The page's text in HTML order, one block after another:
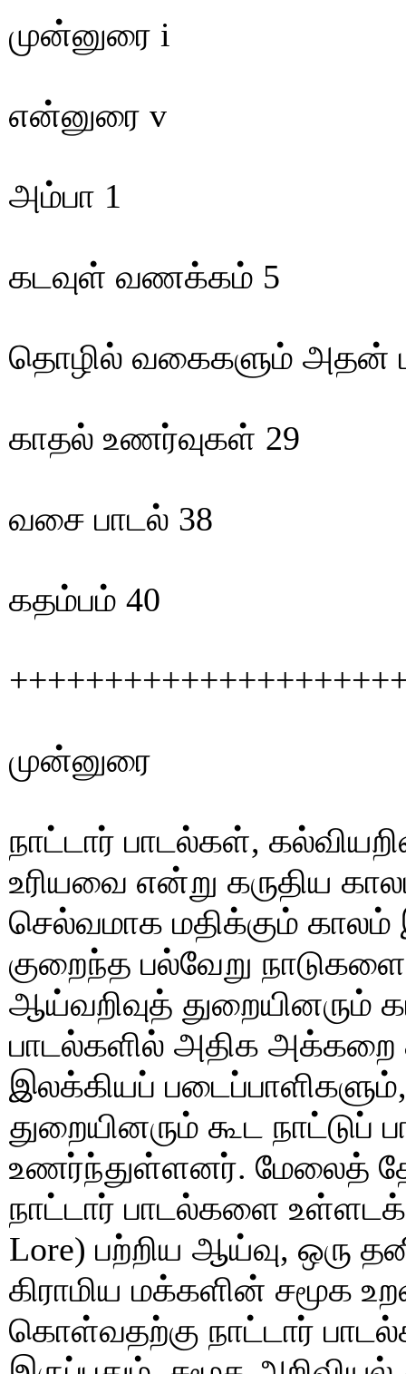
முன்னுரை i
என்னுரை v
அம்பா 1
கடவுள் வணக்கம் 5
தொழில் வகைகளும் அதன்
காதல் உணர்வுகள் 29
வசை பாடல் 38
கதம்பம் 40
முன்னுரை
நாட்டார் பாடல்கள்,
உரியவை என்று கருதிய
செல்வமாக மதிக்கும்
குறைந்த பல்வேறு
ஆய்வறிவுத் துறையினரும்
பாடல்களில் அதிக
இலக்கியப்
துறையினரும் கூட
உணர்ந்துள்ளனர். மேலைத்
நாட்டார் பாடல்களை
Lore) பற்றிய ஆய்வு, ஒரு
கிராமிய மக்களின் சமூக
கொள்வதற்கு நாட்டார்